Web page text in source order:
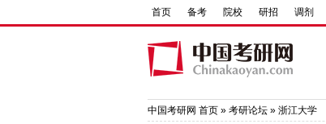
首页 备考 院校 研招 调剂
中国考研网 首页 » 考研论坛 » 浙江大学